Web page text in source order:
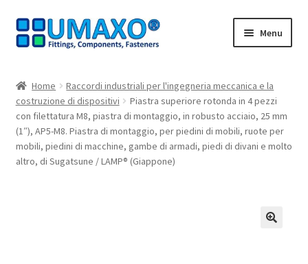
Vai
alla
Vai
al
Menu
AGB
Carrello
Home
Raccordi industriali per l'ingegneria meccanica e la
costruzione di dispositivi
Piastra superiore rotonda in 4 pezzi
con filettatura M8, piastra di montaggio, in robusto acciaio, 25 mm
(1″), AP5-M8. Piastra di montaggio, per piedini di mobili, ruote per
mobili, piedini di macchine, gambe di armadi, piedi di divani e molto
altro, di Sugatsune / LAMP® (Giappone)